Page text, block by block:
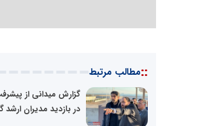
::مطالب مرتبط
گزارش میدانی از
در بازدید مدیران ارشد